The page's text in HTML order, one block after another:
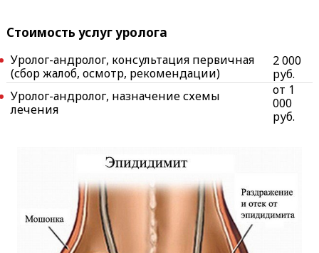
Стоимость услуг уролога
Уролог-андролог, консультация первичная
(сбор жалоб, осмотр, рекомендации)
2 000
руб.
Уролог-андролог, назначение схемы
лечения
от 1
000
руб.